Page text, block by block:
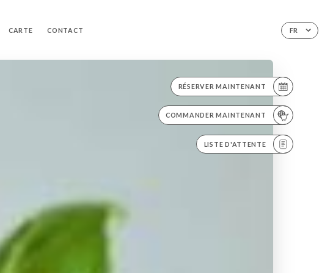
FR
CARTE CONTACT
RÉSERVER MAINTENANT
COMMANDER MAINTENANT
LISTE D'ATTENTE